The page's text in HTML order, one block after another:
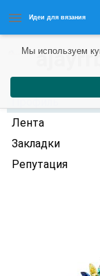
Идеи для вязания
Профиль
Лента
Закладки
Репутация
Мы используем